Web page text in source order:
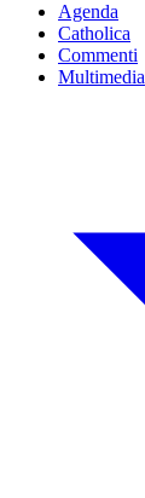
Agenda
Catholica
Commenti
Multimedia